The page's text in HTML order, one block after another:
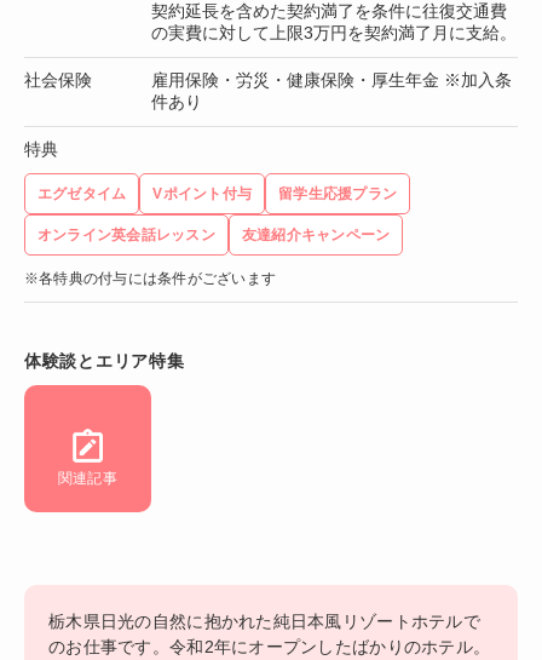
契約延長を含めた契約満了を条件に往復交通費
の実費に対して上限3万円を契約満了月に支給。
社会保険
雇用保険・労災・健康保険・厚生年金 ※加入条
件あり
特典
エグゼタイム Vポイント付与 留学生応援プラン
オンライン英会話レッスン 友達紹介キャンペーン
※各特典の付与には条件がございます
体験談とエリア特集
関連記事
栃木県日光の自然に抱かれた純日本風リゾートホテルで
のお仕事です。令和2年にオープンしたばかりのホテル。